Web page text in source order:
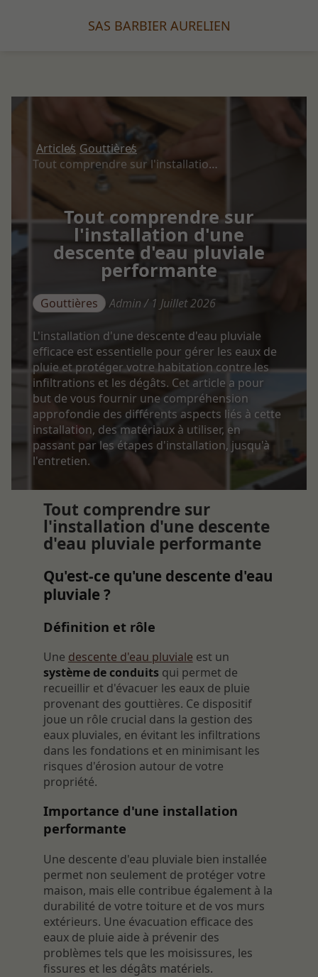
SAS BARBIER AURELIEN
Articles Gouttières
Tout comprendre sur l'installation d'une descente d'eau pluviale performante
Tout comprendre sur
l'installation d'une
descente d'eau pluviale
performante
Gouttières Admin / 1 Juillet 2026
L'installation d'une descente d'eau pluviale
efficace est essentielle pour gérer les eaux de
pluie et protéger votre habitation contre les
infiltrations et les dégâts. Cet article a pour
but de vous fournir une compréhension
approfondie des différents aspects liés à cette
installation, des matériaux à utiliser, en
passant par les étapes d'installation, jusqu'à
l'entretien.
Tout comprendre sur
l'installation d'une descente
d'eau pluviale performante
Qu'est-ce qu'une descente d'eau
pluviale ?
Définition et rôle
Une descente d'eau pluviale est un
système de conduitsqui permet de
recueillir et d'évacuer les eaux de pluie
provenant des gouttières. Ce dispositif
joue un rôle crucial dans la gestion des
eaux pluviales, en évitant les infiltrations
dans les fondations et en minimisant les
risques d'érosion autour de votre
propriété.
Importance d'une installation
performante
Une descente d'eau pluviale bien installée
permet non seulement de protéger votre
maison, mais elle contribue également à la
durabilité de votre toiture et de vos murs
extérieurs. Une évacuation efficace des
eaux de pluie aide à prévenir des
problèmes tels que les moisissures, les
fissures et les dégâts matériels.